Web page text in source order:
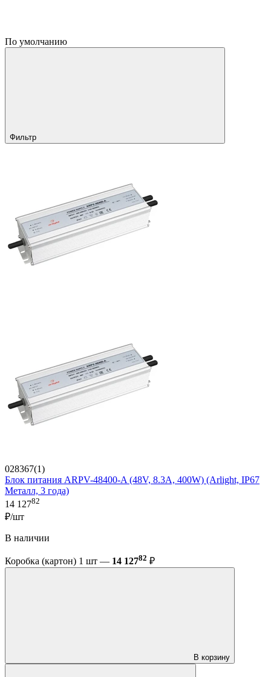
По умолчанию
Фильтр
028367(1)
Блок питания ARPV-48400-A (48V, 8.3A, 400W) (Arlight, IP67
Металл, 3 года)
14 12782
₽/шт
В наличии
Коробка (картон) 1 шт — 14 12782 ₽
В корзину